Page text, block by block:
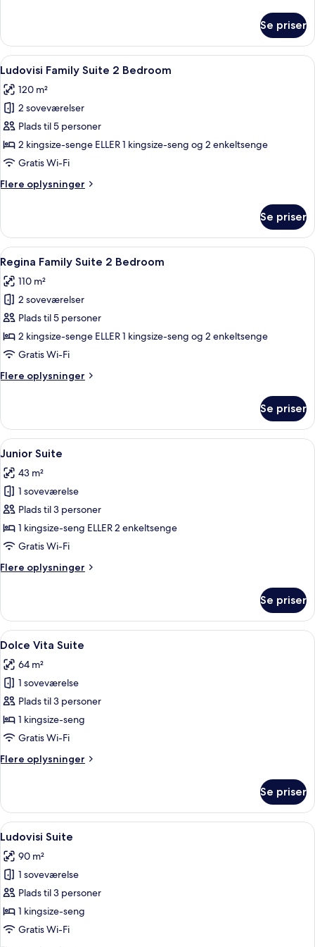
Suite
Bedroom
Se priser
Indlæs
alle
billeder
af
Ludovisi
Family
Suite
Bedroom
En spisestue med et rundt bord,
8
Ludovisi Family Suite 2 Bedroom
120 m²
2 soveværelser
Plads til 5 personer
2 kingsize-senge ELLER 1 kingsize-seng og 2 enkeltsenge
Gratis Wi-Fi
Flere oplysninger
Flere
Family
Suite
2
Bedroom
Se priser
Indlæs
alle
billeder
af
Regina
Family
Suite
Bedroom
Et moderne hotelværelse med et
8
Regina Family Suite 2 Bedroom
110 m²
2 soveværelser
Plads til 5 personer
2 kingsize-senge ELLER 1 kingsize-seng og 2 enkeltsenge
Gratis Wi-Fi
Flere oplysninger
Flere
Family
Suite
2
Se priser
Indlæs
alle
billeder
af
Junior
Suite
Junior Suite | Premium-sengetøj,
11
Junior Suite
43 m²
1 soveværelse
Plads til 3 personer
1 kingsize-seng ELLER 2 enkeltsenge
Gratis Wi-Fi
Flere oplysninger
Flere
Suite
Se priser
Indlæs
alle
billeder
af
Dolce
Vita
Suite
Dolce Vita Suite | Premium-
12
Dolce Vita Suite
64 m²
1 soveværelse
Plads til 3 personer
1 kingsize-seng
Gratis Wi-Fi
Flere oplysninger
Flere
Vita
Suite
Se priser
Indlæs
alle
billeder
af
Ludovisi
Suite
En spisestue med et rundt bord,
8
Ludovisi Suite
90 m²
1 soveværelse
Plads til 3 personer
1 kingsize-seng
Gratis Wi-Fi